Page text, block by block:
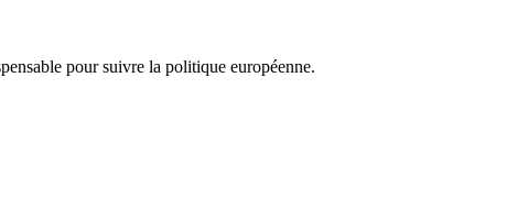
pour suivre la politique européenne.